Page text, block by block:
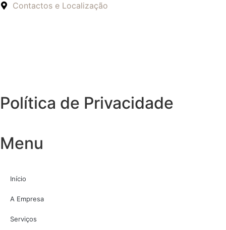
Contactos e Localização
Política de Privacidade
Menu
Início
A Empresa
Serviços